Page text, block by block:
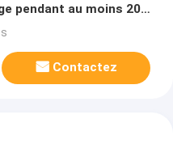
pendant au moins 20
Contactez